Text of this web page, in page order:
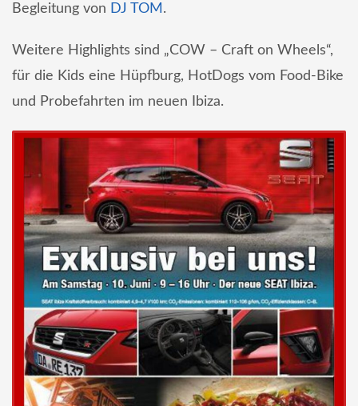
Begleitung von DJ TOM.
Weitere Highlights sind „COW – Craft on Wheels“,
für die Kids eine Hüpfburg, HotDogs vom Food-Bike
und Probefahrten im neuen Ibiza.